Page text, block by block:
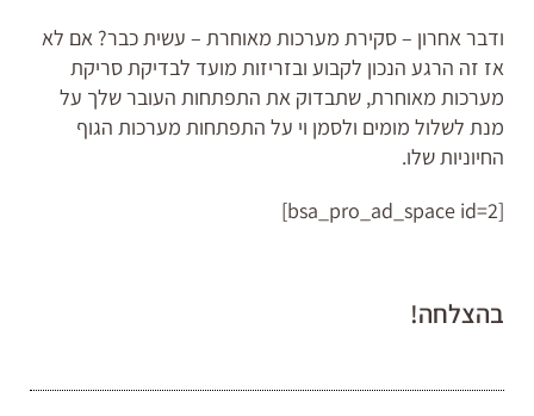
ודבר אחרון – סקירת מערכות מאוחרת – עשית כבר? אם לא
אז זה הרגע הנכון לקבוע ובזריזות מועד לבדיקת סריקת
מערכות מאוחרת, שתבדוק את התפתחות העובר שלך על
מנת לשלול מומים ולסמן וי על התפתחות מערכות הגוף
החיוניות שלו.
[bsa_pro_ad_space id=2]
בהצלחה!